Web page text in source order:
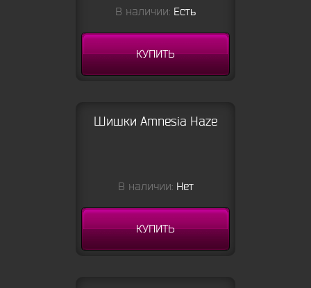
В наличии: Есть
КУПИТЬ
Шишки Amnesia Haze
В наличии: Нет
КУПИТЬ